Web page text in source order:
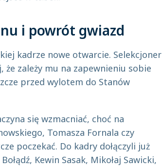
i powrót gwiazd
kadrze nowe otwarcie. Selekcjoner
że zależy mu na zapewnieniu sobie
przed wylotem do Stanów
się wzmacniać, choć na
Tomasza Fornala czy
poczekać. Do kadry dołączyli już
Kewin Sasak, Mikołaj Sawicki,